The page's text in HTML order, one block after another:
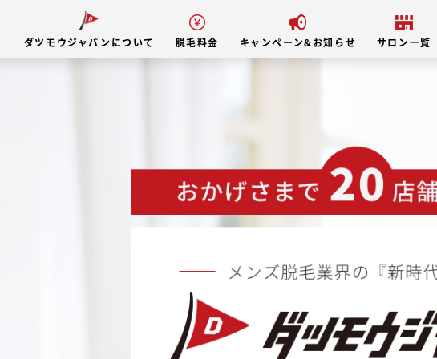
ダツモウジャパンについて 脱毛料金 キャンペーン&お知らせ サロン一覧